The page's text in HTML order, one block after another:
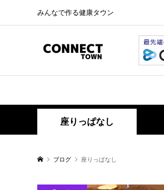
みんなで作る健康タウン
座りっぱなし
ブログ 座りっぱなし